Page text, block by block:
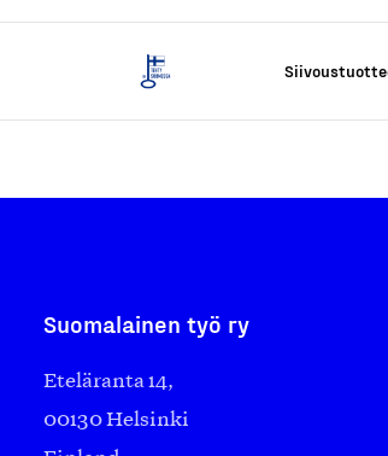
Suomalainen työ ry
Eteläranta 14,
00130 Helsinki